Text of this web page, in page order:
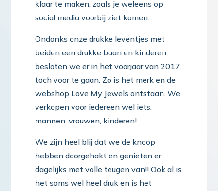
klaar te maken, zoals je weleens op
social media voorbij ziet komen.
Ondanks onze drukke leventjes met
beiden een drukke baan en kinderen,
besloten we er in het voorjaar van 2017
toch voor te gaan. Zo is het merk en de
webshop Love My Jewels ontstaan. We
verkopen voor iedereen wel iets:
mannen, vrouwen, kinderen!
We zijn heel blij dat we de knoop
hebben doorgehakt en genieten er
dagelijks met volle teugen van!! Ook al is
het soms wel heel druk en is het